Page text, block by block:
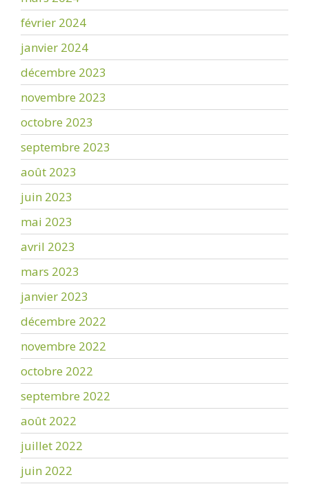
février 2024
janvier 2024
décembre 2023
novembre 2023
octobre 2023
septembre 2023
août 2023
juin 2023
mai 2023
avril 2023
mars 2023
janvier 2023
décembre 2022
novembre 2022
octobre 2022
septembre 2022
août 2022
juillet 2022
juin 2022